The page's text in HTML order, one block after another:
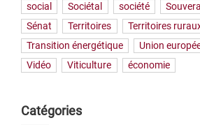
social
Sociétal société
Sénat
Territoires Territoires
Transition énergétique
Union
Vidéo
Viticulture économie
Catégories